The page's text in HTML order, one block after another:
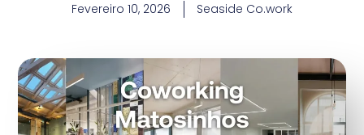
Fevereiro 10, 2026 Seaside Co.work